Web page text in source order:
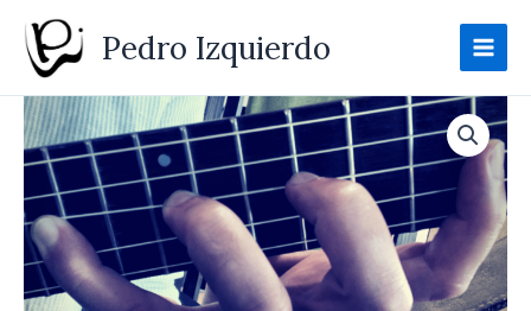
contenido
Pedro Izquierdo
Curso
de
Técnica
para
TIMPLE
cantidad